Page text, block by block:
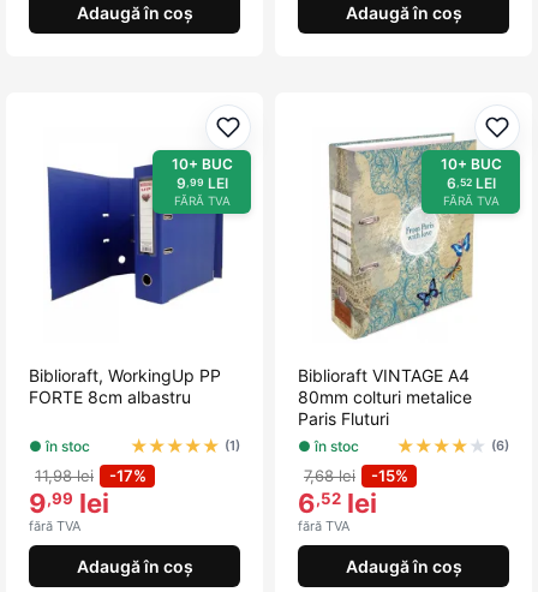
Adaugă în coș Adaugă în coș
Adaugă la favorite
10+ BUC
9 ,99 LEI
FĂRĂ TVA
Biblioraft, WorkingUp PP
FORTE 8cm albastru
● în stoc ★★★★★ (1)
11,98 lei -17%
9,99 lei
fără TVA
Adaugă în coș
10+ BUC
6 ,52LEI
FĂRĂ TVA
Biblioraft VINTAGE A4
80mm colturi metalice
Paris Fluturi
● în stoc ★★★★ ★ (6)
7,68 lei -15%
6,52 lei
fără TVA
Adaugă în coș